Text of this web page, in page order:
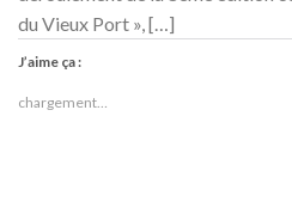
du Vieux Port », […]
J’aime ça :
chargement…